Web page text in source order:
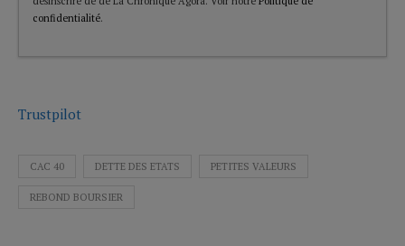
confidentialité.
Trustpilot
CAC 40 DETTE DES ETATS PETITES VALEURS
REBOND BOURSIER